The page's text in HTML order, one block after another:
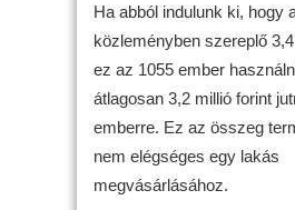
Ha abból indulunk ki, hogy
közleményben szereplő
ez az 1055 ember
átlagosan 3,2 millió forint
emberre. Ez az összeg
nem elégséges egy lakás
megvásárlásához.